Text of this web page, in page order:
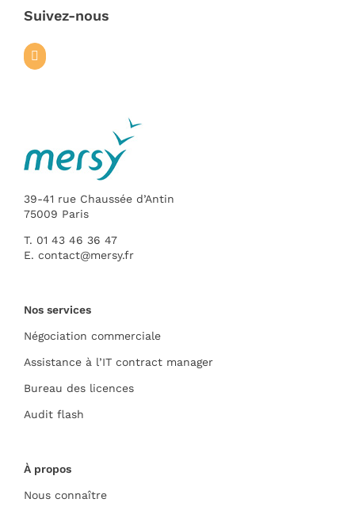
Suivez-nous
39-41 rue Chaussée d’Antin
75009 Paris
T. 01 43 46 36 47
E. contact@mersy.fr
Nos services
Négociation commerciale
Assistance à l’IT contract manager
Bureau des licences
Audit flash
À propos
Nous connaître